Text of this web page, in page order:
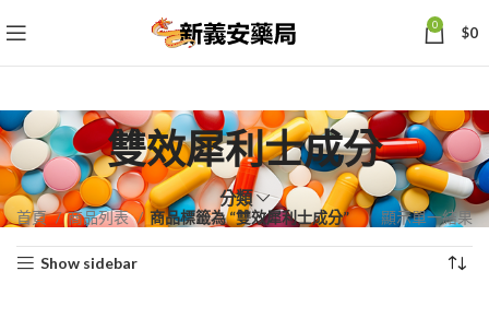
0 $0
雙效犀利士成分
分類
首頁 商品列表 商品標籤為 “雙效犀利士成分” 顯示單一結果
Show sidebar